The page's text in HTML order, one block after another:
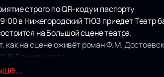
строго по QR-коду и паспорту
в Нижегородский ТЮЗ приедет Театр
на Большой сцене театра.
как на сцене оживёт роман Ф. М.
В. Рахманинова.
стал заключительным этапом